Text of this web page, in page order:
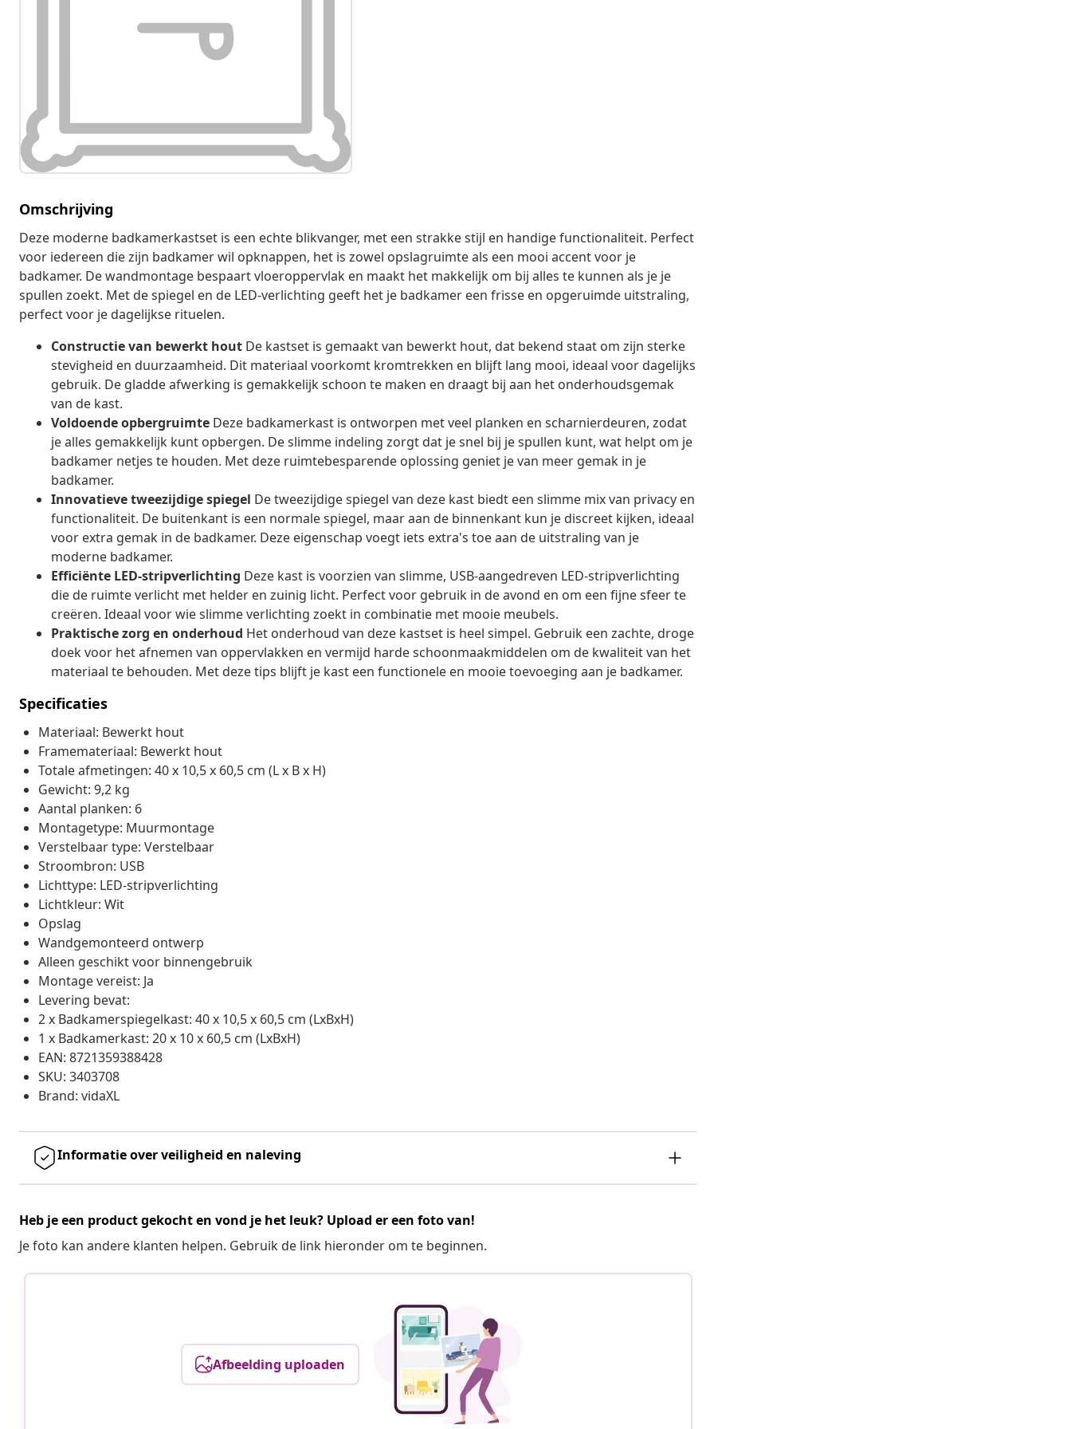
Omschrijving
Deze moderne badkamerkastset is een echte blikvanger, met een strakke stijl en handige functionaliteit. Perfect
voor iedereen die zijn badkamer wil opknappen, het is zowel opslagruimte als een mooi accent voor je
badkamer. De wandmontage bespaart vloeroppervlak en maakt het makkelijk om bij alles te kunnen als je je
spullen zoekt. Met de spiegel en de LED-verlichting geeft het je badkamer een frisse en opgeruimde uitstraling,
perfect voor je dagelijkse rituelen.
Constructie van bewerkt hout De kastset is gemaakt van bewerkt hout, dat bekend staat om zijn sterke
stevigheid en duurzaamheid. Dit materiaal voorkomt kromtrekken en blijft lang mooi, ideaal voor dagelijks
gebruik. De gladde afwerking is gemakkelijk schoon te maken en draagt bij aan het onderhoudsgemak
van de kast.
Voldoende opbergruimte Deze badkamerkast is ontworpen met veel planken en scharnierdeuren, zodat
je alles gemakkelijk kunt opbergen. De slimme indeling zorgt dat je snel bij je spullen kunt, wat helpt om je
badkamer netjes te houden. Met deze ruimtebesparende oplossing geniet je van meer gemak in je
badkamer.
Innovatieve tweezijdige spiegel De tweezijdige spiegel van deze kast biedt een slimme mix van privacy en
functionaliteit. De buitenkant is een normale spiegel, maar aan de binnenkant kun je discreet kijken, ideaal
voor extra gemak in de badkamer. Deze eigenschap voegt iets extra's toe aan de uitstraling van je
moderne badkamer.
Efficiënte LED-stripverlichting Deze kast is voorzien van slimme, USB-aangedreven LED-stripverlichting
die de ruimte verlicht met helder en zuinig licht. Perfect voor gebruik in de avond en om een fijne sfeer te
creëren. Ideaal voor wie slimme verlichting zoekt in combinatie met mooie meubels.
Praktische zorg en onderhoud Het onderhoud van deze kastset is heel simpel. Gebruik een zachte, droge
doek voor het afnemen van oppervlakken en vermijd harde schoonmaakmiddelen om de kwaliteit van het
materiaal te behouden. Met deze tips blijft je kast een functionele en mooie toevoeging aan je badkamer.
Specificaties
Materiaal: Bewerkt hout
Framemateriaal: Bewerkt hout
Totale afmetingen: 40 x 10,5 x 60,5 cm (L x B x H)
Gewicht: 9,2 kg
Aantal planken: 6
Montagetype: Muurmontage
Verstelbaar type: Verstelbaar
Stroombron: USB
Lichttype: LED-stripverlichting
Lichtkleur: Wit
Opslag
Wandgemonteerd ontwerp
Alleen geschikt voor binnengebruik
Montage vereist: Ja
Levering bevat:
2 x Badkamerspiegelkast: 40 x 10,5 x 60,5 cm (LxBxH)
1 x Badkamerkast: 20 x 10 x 60,5 cm (LxBxH)
EAN: 8721359388428
SKU: 3403708
Brand: vidaXL
Informatie over veiligheid en naleving
Heb je een product gekocht en vond je het leuk? Upload er een foto van!
Je foto kan andere klanten helpen. Gebruik de link hieronder om te beginnen.
Afbeelding uploaden